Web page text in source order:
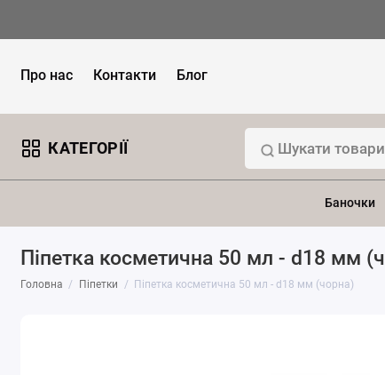
Про нас Контакти Блог
КАТЕГОРІЇ
Баночки
Піпетка косметична 50 мл - d18 мм
Головна Піпетки Піпетка косметична 50 мл - d18 мм (чорна)